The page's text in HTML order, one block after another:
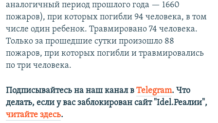
аналогичный период прошлого года — 1660
пожаров), при которых погибли 94 человека, в том
числе один ребенок. Травмировано 74 человека.
Только за прошедшие сутки произошло 88
пожаров, при которых погибли и травмировались
по три человека.
Подписывайтесь на наш канал в Telegram. Что
делать, если у вас заблокирован сайт "Idel.Реалии",
читайте здесь.